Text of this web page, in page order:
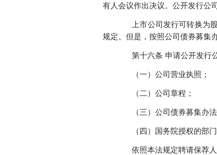
有人会议作出决议。公开发行公
上市公司发行可转换为股
规定。但是，按照公司债券募集
第十六条 申请公开发行公
（一）公司营业执照；
（二）公司章程；
（三）公司债券募集办
（四）国务院授权的部门
依照本法规定聘请保荐人